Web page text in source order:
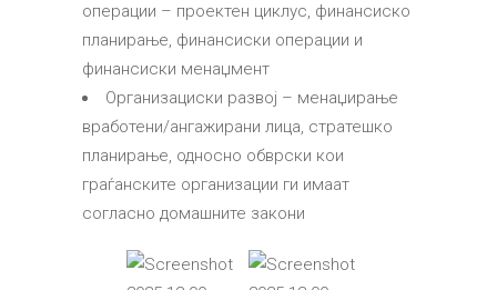
операции – проектен циклус, финансиско
планирање, финансиски операции и
финансиски менаџмент
Организациски развој – менаџирање
вработени/ангажирани лица, стратешко
планирање, односно обврски кои
граѓанските организации ги имаат
согласно домашните закони